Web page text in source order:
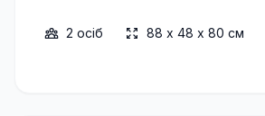
2 осіб 88 х 48 х 80 см